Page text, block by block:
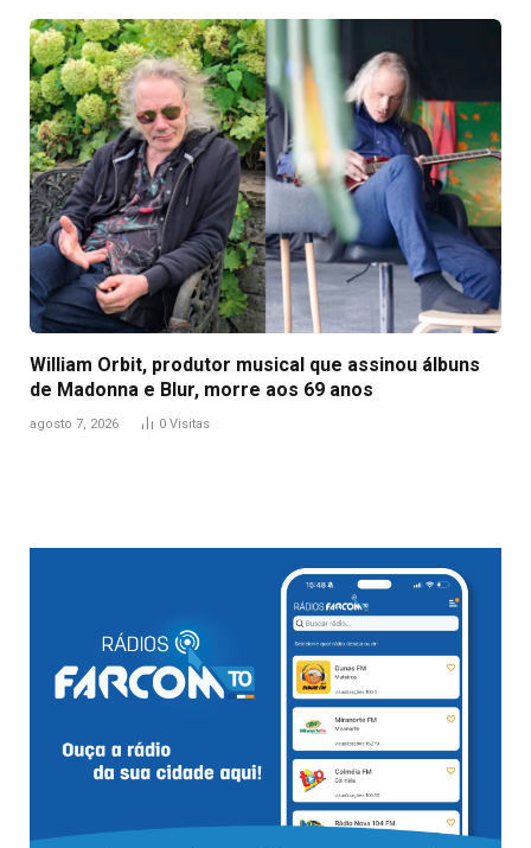
William Orbit, produtor musical que assinou álbuns
de Madonna e Blur, morre aos 69 anos
agosto 7, 2026 0 Visitas